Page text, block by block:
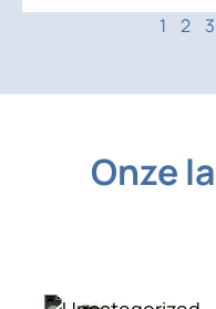
1 2 3
Onze